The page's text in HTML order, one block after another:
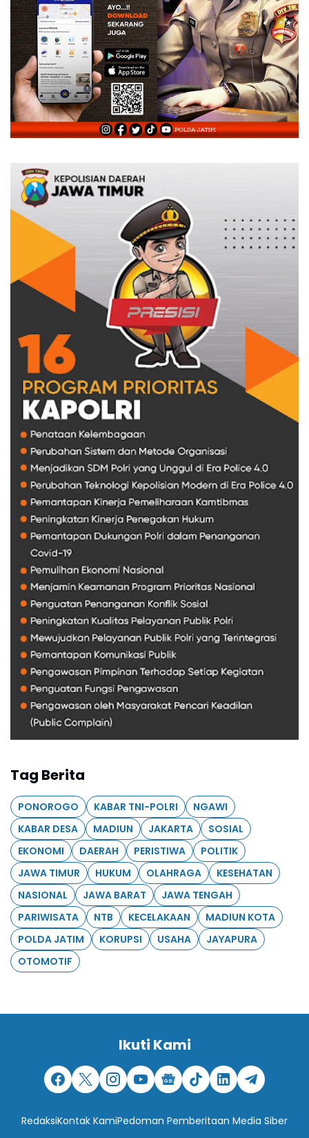
Tag Berita
PONOROGO KABAR TNI-POLRI
NGAWI
KABAR DESA
MADIUN JAKARTA
SOSIAL
EKONOMI
DAERAH PERISTIWA
POLITIK
JAWA TIMUR
HUKUM OLAHRAGA
KESEHATAN
NASIONAL
JAWA BARAT
JAWA TENGAH
PARIWISATA
NTB KECELAKAAN
MADIUN KOTA
POLDA JATIM
KORUPSI USAHA
JAYAPURA
OTOMOTIF
Ikuti Kami
RedaksiKontak KamiPedoman Pemberitaan Media Siber